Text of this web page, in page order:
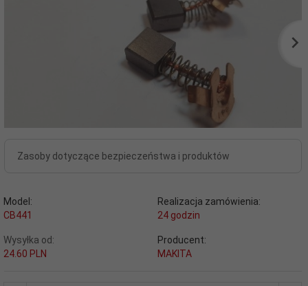
Zasoby dotyczące bezpieczeństwa i produktów
Model:
CB441
Realizacja zamówienia:
24 godzin
Wysyłka od:
24.60 PLN
Producent:
MAKITA